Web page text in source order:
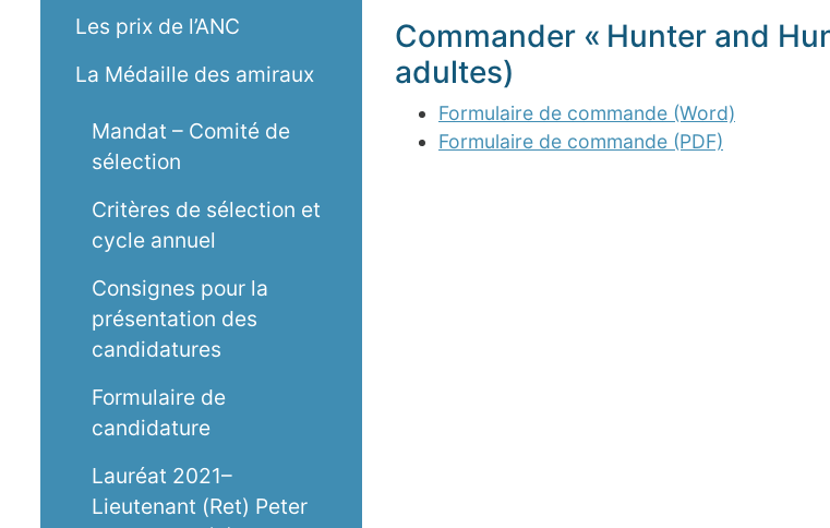
Les prix de l’ANC
La Médaille des amiraux
Mandat – Comité de
sélection
Critères de sélection et
cycle annuel
Consignes pour la
présentation des
candidatures
Formulaire de
candidature
Lauréat 2021–
Lieutenant (Ret) Peter
Commander « Hunter and
adultes)
Formulaire de commande (Word)
Formulaire de commande (PDF)